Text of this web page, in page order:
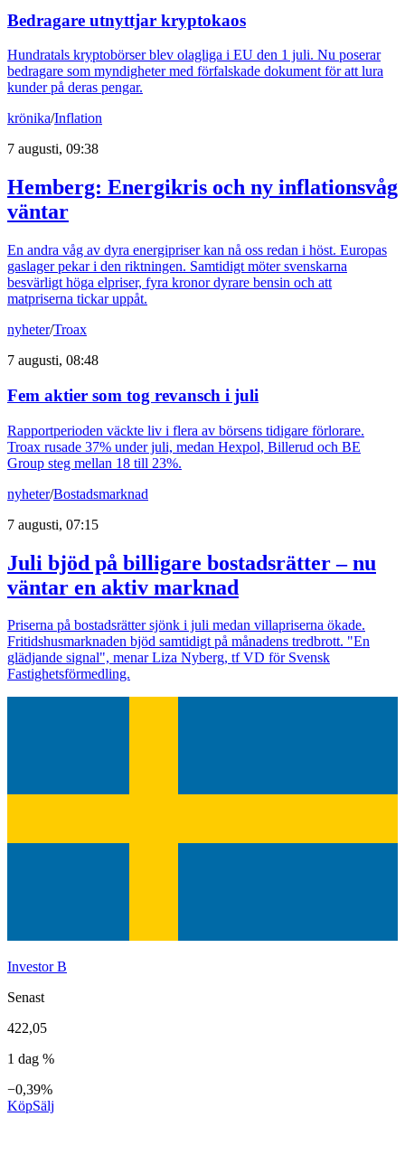
Bedragare utnyttjar kryptokaos
Hundratals kryptobörser blev olagliga i EU den 1 juli. Nu poserar
bedragare som myndigheter med förfalskade dokument för att lura
kunder på deras pengar.
krönika/Inflation
7 augusti, 09:38
Hemberg: Energikris och ny inflationsvåg
väntar
En andra våg av dyra energipriser kan nå oss redan i höst. Europas
gaslager pekar i den riktningen. Samtidigt möter svenskarna
besvärligt höga elpriser, fyra kronor dyrare bensin och att
matpriserna tickar uppåt.
nyheter/Troax
7 augusti, 08:48
Fem aktier som tog revansch i juli
Rapportperioden väckte liv i flera av börsens tidigare förlorare.
Troax rusade 37% under juli, medan Hexpol, Billerud och BE
Group steg mellan 18 till 23%.
nyheter/Bostadsmarknad
7 augusti, 07:15
Juli bjöd på billigare bostadsrätter – nu
väntar en aktiv marknad
Priserna på bostadsrätter sjönk i juli medan villapriserna ökade.
Fritidshusmarknaden bjöd samtidigt på månadens tredbrott. "En
glädjande signal", menar Liza Nyberg, tf VD för Svensk
Fastighetsförmedling.
Investor B
Senast
422,05
1 dag %
−0,39%
KöpSälj